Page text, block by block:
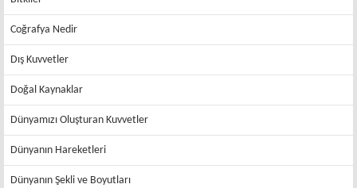
Coğrafya Nedir
Dış Kuvvetler
Doğal Kaynaklar
Dünyamızı Oluşturan Kuvvetler
Dünyanın Hareketleri
Dünyanın Şekli ve Boyutları